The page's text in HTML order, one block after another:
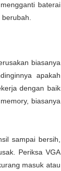
baterai
biasanya
apakah
dengan baik
biasanya
sampai bersih,
Periksa VGA
masuk atau